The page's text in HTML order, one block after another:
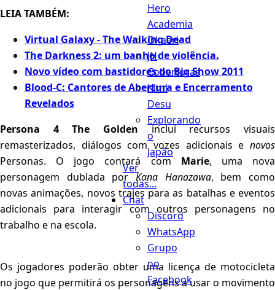
Hero
Academia
Okaeri
JH
Coberturas
Kimi
Desu
Explorando
o
Japão
Ver
todas...
Chat
Discord
WhatsApp
Grupo
no
Facebook
LEIA TAMBÉM:
Virtual Galaxy - The Walking Dead
The Darkness 2: um banho de violência.
Novo vídeo com bastidores do Big Show 2011
Blood-C: Cantores de Abertura e Encerramento
Revelados
Persona 4 The Goldeninclui recursos visuais
remasterizados, diálogos com vozes adicionais e novos
Personas. O jogo contará com Marie, uma nova
personagem dublada porKana Hanazawa, bem como
novas animações, novos trajes para as batalhas e eventos
adicionais para interagir com outros personagens no
trabalho e na escola.
Os jogadores poderão obter uma licença de motocicleta
no jogo que permitirá os personagens a usar o movimento